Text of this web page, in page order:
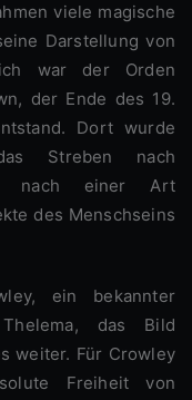
Darstellung von
war der Orden
der Ende des 19.
Dort wurde
Streben nach
— nach einer Art
des Menschseins
das Bild
weiter. Für Crowley
Freiheit von